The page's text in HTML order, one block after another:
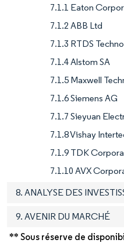
7.1.1 Eaton
7.1.2 ABB Ltd
7.1.3 RTDS
7.1.4 Alstom SA
7.1.5 Maxwell
7.1.6 Siemens AG
7.1.7 Sieyuan
7.1.8 Vishay
7.1.9 TDK
7.1.10 AVX
8. ANALYSE DES
9. AVENIR DU MARCHÉ
** Sous réserve de